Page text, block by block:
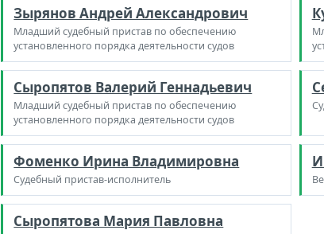
Зырянов Андрей Александрович
Младший судебный пристав по обеспечению
установленного порядка деятельности судов
Сыропятов Валерий Геннадьевич
Младший судебный пристав по обеспечению
установленного порядка деятельности судов
Фоменко Ирина Владимировна
Судебный пристав-исполнитель
Сыропятова Мария Павловна